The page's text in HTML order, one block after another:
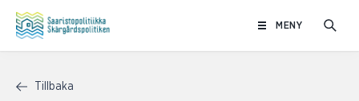
MENY
Tillbaka